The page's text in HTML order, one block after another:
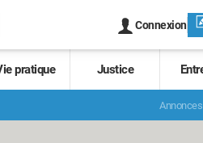
Connexion
pratique Justice
Annonces